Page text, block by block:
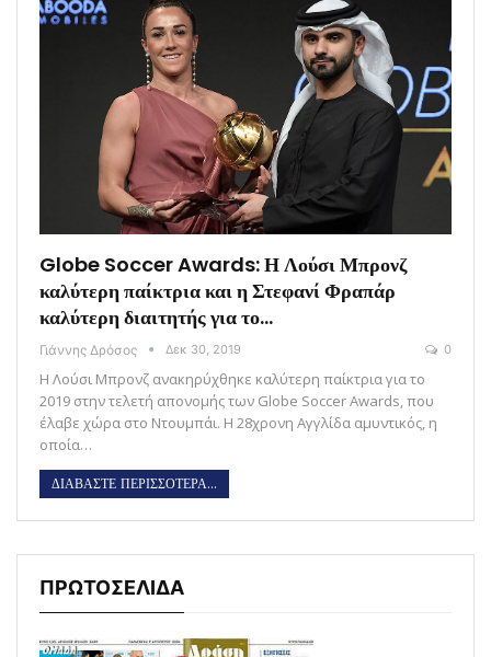
Globe Soccer Awards: Η Λούσι Μπρονζ
καλύτερη παίκτρια και η Στεφανί Φραπάρ
καλύτερη διαιτητής για το…
Γιάννης Δρόσος Δεκ 30, 2019 0
Η Λούσι Μπρονζ ανακηρύχθηκε καλύτερη παίκτρια για το
2019 στην τελετή απονομής των Globe Soccer Awards, που
έλαβε χώρα στο Ντουμπάι. Η 28χρονη Αγγλίδα αμυντικός, η
οποία…
ΔΙΑΒΑΣΤΕ ΠΕΡΙΣΣΟΤΕΡΑ...
ΠΡΩΤΟΣΕΛΙΔΑ